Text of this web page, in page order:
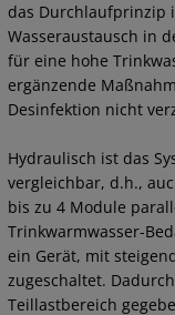
das Durchlaufprinzip
Wasseraustausch in
für eine hohe
ergänzende
Desinfektion nicht
Hydraulisch ist das
vergleichbar, d.h.,
bis zu 4 Module
Trinkwarmwasser-
ein Gerät, mit
zugeschaltet.
Teillastbereich